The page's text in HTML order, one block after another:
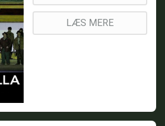
LÆS MERE